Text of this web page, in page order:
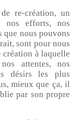
re-création, un
nos efforts, nos
que nous pouvons
sont pour nous
création à laquelle
attentes, nos
désirs les plus
mieux que ça, il
par son propre